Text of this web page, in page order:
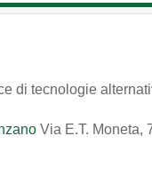
di tecnologie
Via E.T. Moneta,